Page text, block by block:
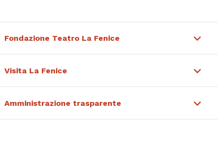
Fondazione Teatro La Fenice
Visita La Fenice
Amministrazione trasparente